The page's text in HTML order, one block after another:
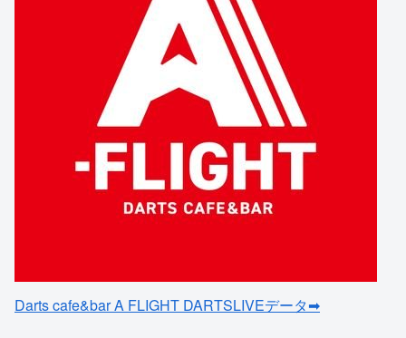
Darts cafe&bar A FLIGHT DARTSLIVEデータ➡